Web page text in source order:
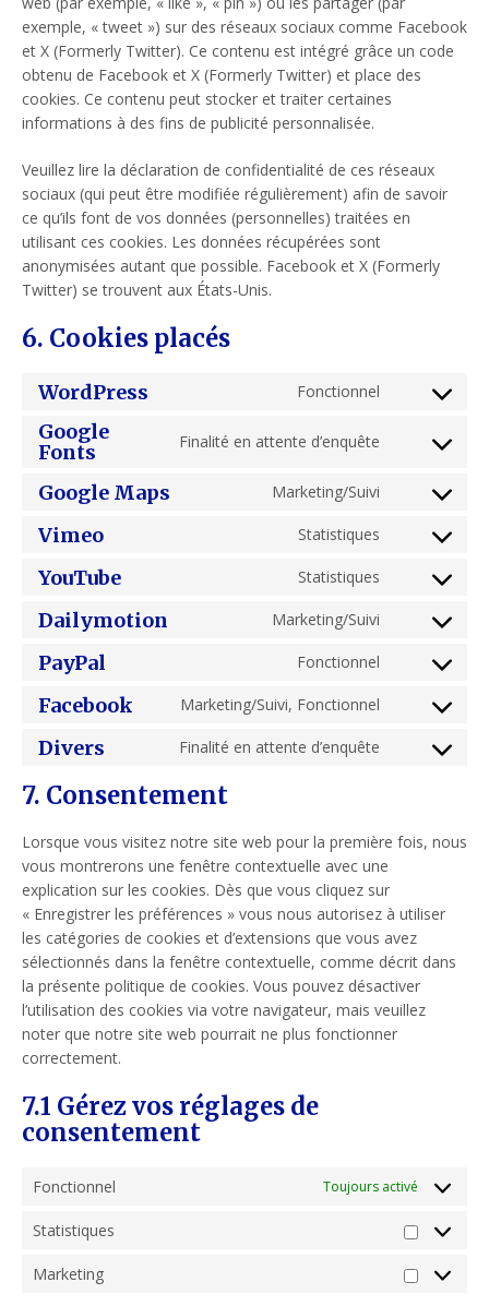
exemple, « tweet ») sur des réseaux sociaux comme Facebook
et X (Formerly Twitter). Ce contenu est intégré grâce un code
obtenu de Facebook et X (Formerly Twitter) et place des
cookies. Ce contenu peut stocker et traiter certaines
informations à des fins de publicité personnalisée.
Veuillez lire la déclaration de confidentialité de ces réseaux
sociaux (qui peut être modifiée régulièrement) afin de savoir
ce qu’ils font de vos données (personnelles) traitées en
utilisant ces cookies. Les données récupérées sont
anonymisées autant que possible. Facebook et X (Formerly
Twitter) se trouvent aux États-Unis.
6. Cookies placés
WordPress Fonctionnel
Consent
service
Google
Fonts
Finalité en attente d’enquête
Consent
service
Google Maps Marketing/Suivi
Consent
service
google-
Vimeo Statistiques
Consent
service
vimeo
YouTube Statistiques
Consent
service
youtube
Dailymotion Marketing/Suivi
Consent
service
dailymotion
PayPal Fonctionnel
Consent
service
paypal
Facebook Marketing/Suivi, Fonctionnel
Consent
service
Divers Finalité en attente d’enquête
Consent
7. Consentement
Lorsque vous visitez notre site web pour la première fois, nous
vous montrerons une fenêtre contextuelle avec une
explication sur les cookies. Dès que vous cliquez sur
« Enregistrer les préférences » vous nous autorisez à utiliser
les catégories de cookies et d’extensions que vous avez
sélectionnés dans la fenêtre contextuelle, comme décrit dans
la présente politique de cookies. Vous pouvez désactiver
l’utilisation des cookies via votre navigateur, mais veuillez
noter que notre site web pourrait ne plus fonctionner
correctement.
7.1 Gérez vos réglages de
consentement
Fonctionnel Toujours activé
Statistiques
Marketing
Marketing